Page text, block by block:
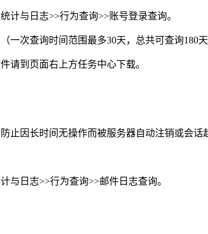
计与日志>>行为查询>>账号登录查询。
一次查询时间范围最多30天，总共可查询180
请到页面右上方任务中心下载。
止因长时间无操作而被服务器自动注销或会话
与日志>>行为查询>>邮件日志查询。